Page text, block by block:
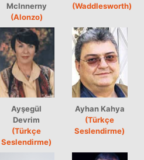
McInnerny
(Alonzo)
(Waddlesworth)
Ayşegül
Devrim
(Türkçe
Seslendirme)
Ayhan Kahya
(Türkçe
Seslendirme)